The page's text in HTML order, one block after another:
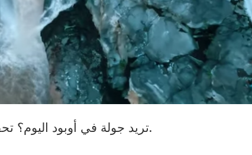
تريد جولة في أوبود اليوم؟ تحقق من الوجهات المميزة في جدولنا الزمني.